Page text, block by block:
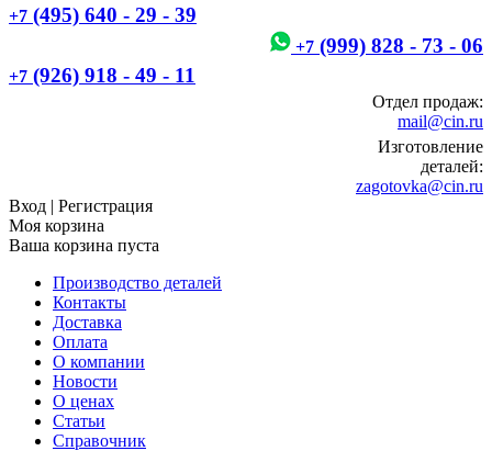
+7 (495) 640 - 29 - 39
+7 (999) 828 - 73 - 06
+7 (926) 918 - 49 - 11
Отдел продаж:
mail@cin.ru
Изготовление
деталей:
zagotovka@cin.ru
Вход | Регистрация
Моя корзина
Ваша корзина пуста
Производство деталей
Контакты
Доставка
Оплата
О компании
Новости
О ценах
Статьи
Справочник